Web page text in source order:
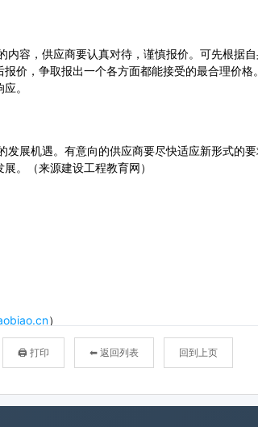
🖨 打印 ⬅ 返回列表 回到上页